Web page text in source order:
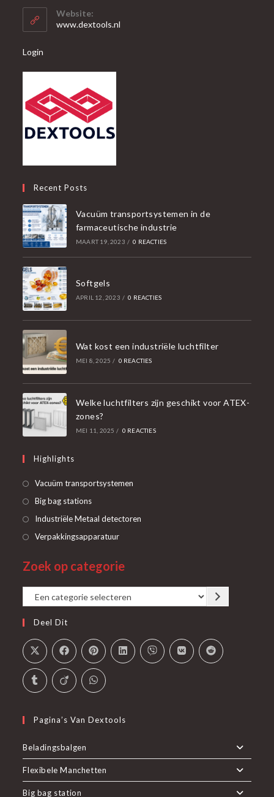
toepassing
Website:
www.dextools.nl
Login
Recent Posts
Vacuüm transportsystemen in de
farmaceutische industrie
MAART 19, 2023 / 0 REACTIES
Softgels
APRIL 12, 2023 / 0 REACTIES
Wat kost een industriële luchtfilter
MEI 8, 2025 / 0 REACTIES
Welke luchtfilters zijn geschikt voor ATEX-
zones?
MEI 11, 2025 / 0 REACTIES
Highlights
Vacuüm transportsystemen
Big bag stationsOpent
in
Industriële Metaal detectoren
VerpakkingsapparatuurOpent
een
tab
Zoek op categorie
Een
categorie
selecteren
Deel Dit
Pagina’s Van Dextools
Beladingsbalgen
Flexibele Manchetten
Big bag station